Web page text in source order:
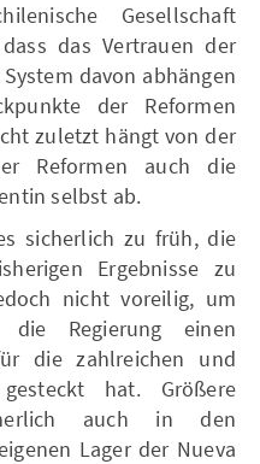
Gesellschaft
das Vertrauen der
davon abhängen
der Reformen
zuletzt hängt von der
Reformen auch die
selbst ab.
sicherlich zu früh, die
Ergebnisse zu
nicht voreilig, um
die Regierung einen
die zahlreichen und
hat. Größere
auch in den
Lager der Nueva